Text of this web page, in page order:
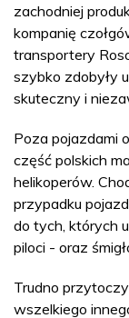
zachodniej
kompanię
transportery
szybko zdobyły
skuteczny i
Poza pojazdami
część polskich
helikoperów.
przypadku
do tych, których
piloci - oraz
Trudno
wszelkiego